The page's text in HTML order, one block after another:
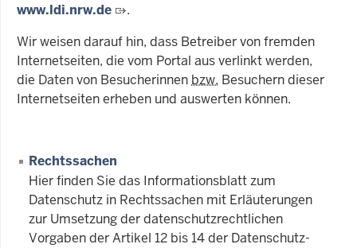
www.ldi.nrw.de
.
Wir weisen darauf hin, dass Betreiber von fremden
Internetseiten, die vom Portal aus verlinkt werden,
die Daten von Besucherinnen bzw. Besuchern dieser
Internetseiten erheben und auswerten können.
Rechtssachen
Hier finden Sie das Informationsblatt zum
Datenschutz in Rechtssachen mit Erläuterungen
zur Umsetzung der datenschutzrechtlichen
Vorgaben der Artikel 12 bis 14 der Datenschutz-